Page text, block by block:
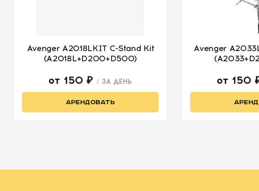
Avenger A2018LKIT C-Stand Kit
(A2018L+D200+D500)
от 150 ₽ / ЗА ДЕНЬ
АРЕНДОВАТЬ
Avenger
от 150